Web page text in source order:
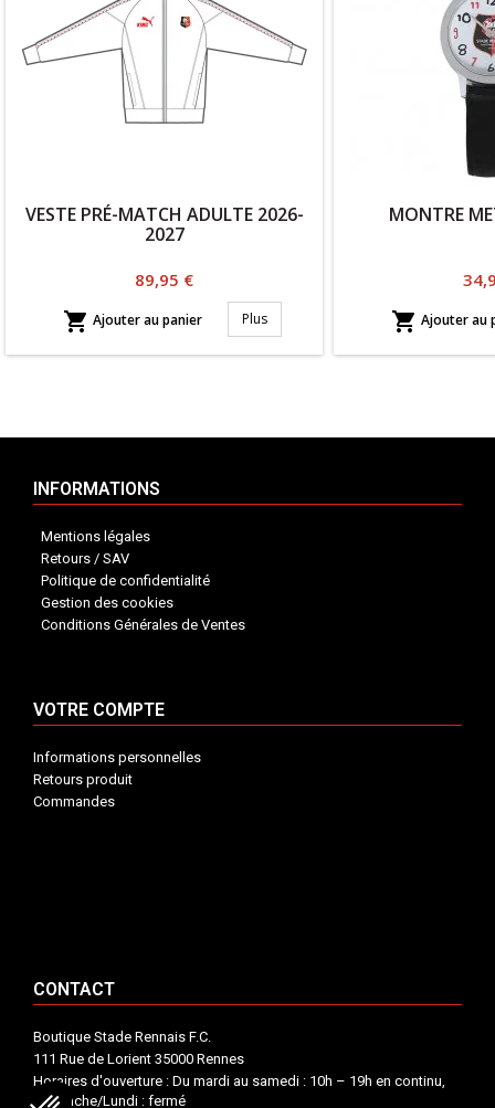
VESTE PRÉ-MATCH ADULTE 2026-
2027
Prix
89,95 €
 Ajouter au panier Plus
MONTRE
Prix
 Ajouter au
INFORMATIONS
Mentions légales
Retours / SAV
Politique de confidentialité
Gestion des cookies
Conditions Générales de Ventes
VOTRE COMPTE
Informations personnelles
Retours produit
Commandes
CONTACT
Boutique Stade Rennais F.C.
111 Rue de Lorient 35000 Rennes
Horaires d'ouverture : Du mardi au samedi : 10h – 19h en continu,
Dimanche/Lundi : fermé